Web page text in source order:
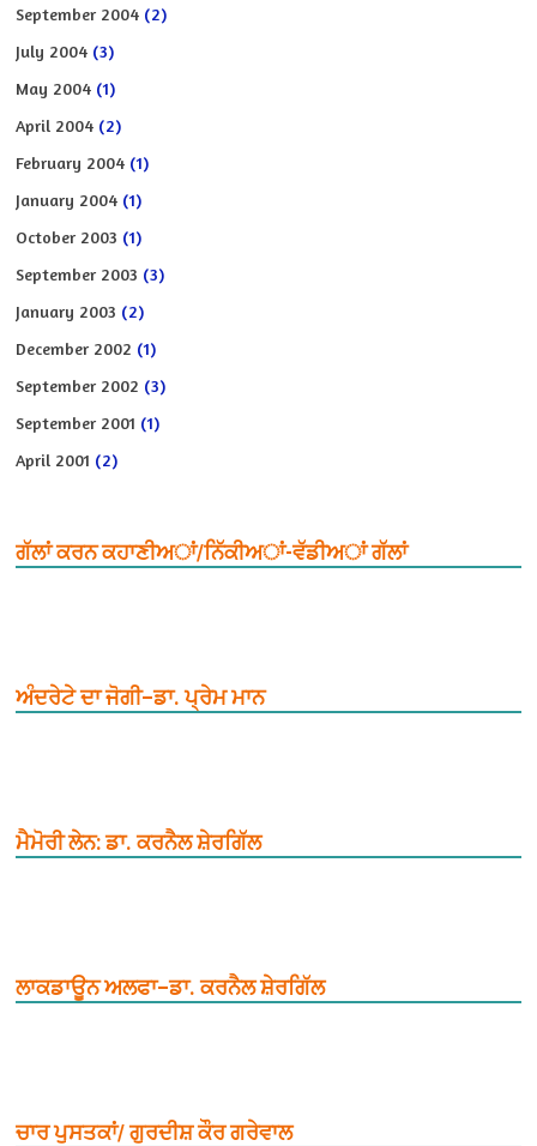
September 2004 (2)
July 2004 (3)
May 2004 (1)
April 2004 (2)
February 2004 (1)
January 2004 (1)
October 2003 (1)
September 2003 (3)
January 2003 (2)
December 2002 (1)
September 2002 (3)
September 2001 (1)
April 2001 (2)
ਗੱਲਾਂ ਕਰਨ ਕਹਾਣੀਅਾਂ/ਨਿੱਕੀਅਾਂ-ਵੱਡੀਅਾਂ ਗੱਲਾਂ
ਅੰਦਰੇਟੇ ਦਾ ਜੋਗੀ–ਡਾ. ਪ੍ਰੇਮ ਮਾਨ
ਮੈਮੋਰੀ ਲੇਨ: ਡਾ. ਕਰਨੈਲ ਸ਼ੇਰਗਿੱਲ
ਲਾਕਡਾਊਨ ਅਲਫਾ–ਡਾ. ਕਰਨੈਲ ਸ਼ੇਰਗਿੱਲ
ਚਾਰ ਪੁਸਤਕਾਂ/ ਗੁਰਦੀਸ਼ ਕੌਰ ਗਰੇਵਾਲ